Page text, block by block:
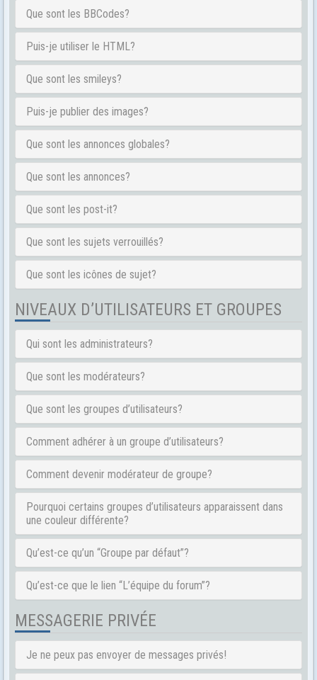
Que sont les BBCodes?
Puis-je utiliser le HTML?
Que sont les smileys?
Puis-je publier des images?
Que sont les annonces globales?
Que sont les annonces?
Que sont les post-it?
Que sont les sujets verrouillés?
Que sont les icônes de sujet?
NIVEAUX D’UTILISATEURS ET GROUPES
Qui sont les administrateurs?
Que sont les modérateurs?
Que sont les groupes d’utilisateurs?
Comment adhérer à un groupe d’utilisateurs?
Comment devenir modérateur de groupe?
Pourquoi certains groupes d’utilisateurs apparaissent dans
une couleur différente?
Qu’est-ce qu’un “Groupe par défaut”?
Qu’est-ce que le lien “L’équipe du forum”?
MESSAGERIE PRIVÉE
Je ne peux pas envoyer de messages privés!